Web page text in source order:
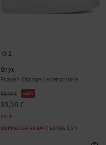
2
Onyx
Frauen Orange Lederschuhe
80,00 € 63%
30,00 €
SALE
DOPPELTER RABATT EXTRA 25 %